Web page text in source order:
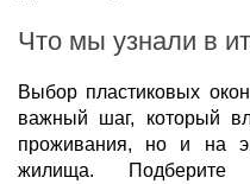
Что мы узнали в
Выбор пластиковых
важный шаг, который
проживания, но и на
жилища.